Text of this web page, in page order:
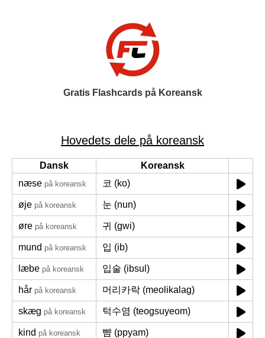
Gratis Flashcards på Koreansk
Hovedets dele på koreansk
Dansk
Koreansk
næse på koreansk 코 (ko)
øje på koreansk 눈 (nun)
øre på koreansk 귀 (gwi)
mund på koreansk 입 (ib)
læbe på koreansk 입술 (ibsul)
hår på koreansk 머리카락 (meolikalag)
skæg på koreansk 턱수염 (teogsuyeom)
kind på koreansk 뺨 (ppyam)